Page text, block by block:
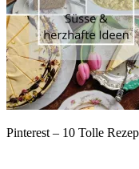
Pinterest – 10 Tolle